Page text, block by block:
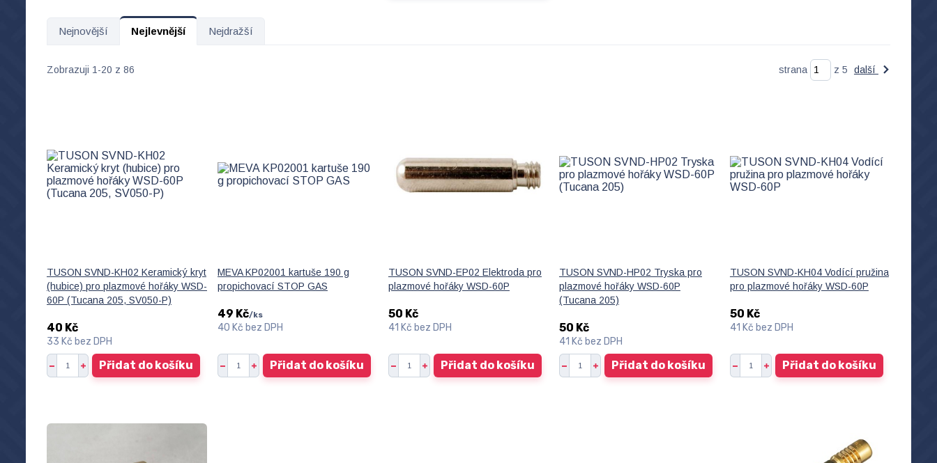
Nejnovější Nejlevnější Nejdražší
Zobrazuji 1-20 z 86 strana z 5 další
TUSON SVND-KH02 Keramický kryt
(hubice) pro plazmové hořáky WSD-
60P (Tucana 205, SV050-P)
40 Kč
33 Kč bez DPH
Přidat do košíku
MEVA KP02001 kartuše 190 g
propichovací STOP GAS
49 Kč/ks
40 Kč bez DPH
Přidat do košíku
TUSON SVND-EP02 Elektroda pro
plazmové hořáky WSD-60P
50 Kč
41 Kč bez DPH
Přidat do košíku
TUSON SVND-HP02 Tryska pro
plazmové hořáky WSD-60P
(Tucana 205)
50 Kč
41 Kč bez DPH
Přidat do košíku
TUSON SVND-KH04 Vodící pružina
pro plazmové hořáky WSD-60P
50 Kč
41 Kč bez DPH
Přidat do košíku